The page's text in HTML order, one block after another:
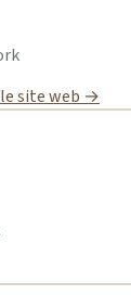
le site web →